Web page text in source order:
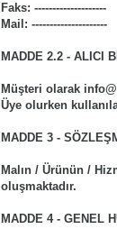
Faks: --------------------
Mail: ---------------------
MADDE 2.2 - ALICI
Müşteri olarak
Üye olurken
MADDE 3 -
Malın / Ürünün /
oluşmaktadır.
MADDE 4 - GENEL